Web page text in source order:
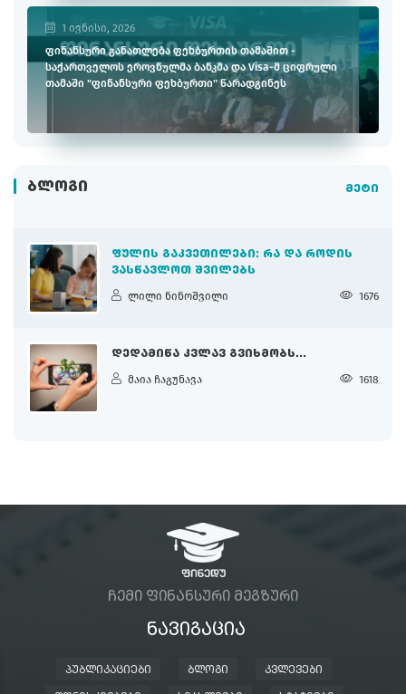
1 ივნისი, 2026
ფინანსური განათლება ფეხბურთის თამაშით -
საქართველოს ეროვნულმა ბანკმა და Visa-მ ციფრული
თამაში "ფინანსური ფეხბურთი" წარადგინეს
ᲑᲚᲝᲒᲘ მეტი
ᲤᲣᲚᲘᲡ ᲒᲐᲙᲕᲔᲗᲘᲚᲔᲑᲘ: ᲠᲐ ᲓᲐ ᲠᲝᲓᲘᲡ
ᲕᲐᲡᲬᲐᲕᲚᲝᲗ ᲨᲕᲘᲚᲔᲑᲡ
ლილი ნინოშვილი 1676
ᲓᲔᲓᲐᲛᲘᲬᲐ ᲙᲕᲚᲐᲕ ᲒᲕᲘᲮᲛᲝᲑᲡ...
მაია ჩაგუნავა 1618
ᲩᲔᲛᲘ ᲤᲘᲜᲐᲜᲡᲣᲠᲘ ᲛᲔᲒᲖᲣᲠᲘ
ᲜᲐᲕᲘᲒᲐᲪᲘᲐ
ᲞᲣᲑᲚᲘᲙᲐᲪᲘᲔᲑᲘ ᲑᲚᲝᲒᲘ ᲙᲕᲚᲔᲕᲔᲑᲘ